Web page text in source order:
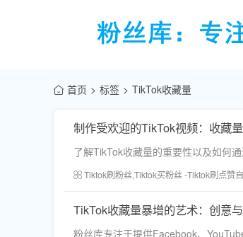
首页 标签 TikTok收藏量
制作受欢迎的TikTok视频：收藏
了解TikTok收藏量的重要性以及如何
Tiktok刷粉丝,Tiktok买粉丝 -Tiktok刷点赞
TikTok收藏量暴增的艺术：创意
粉丝库专注于提供Facebook、